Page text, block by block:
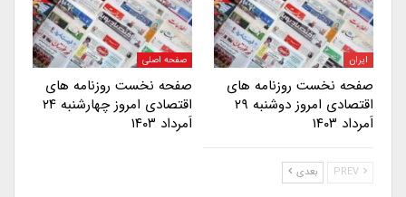
ایران
صفحه نخست روزنامه های
اقتصادی امروز دوشنبه ۲۹
اَمرداد ۱۴۰۳
صفحه اصلی
صفحه نخست روزنامه های
اقتصادی امروز چهارشنبه ۲۴
اَمرداد ۱۴۰۳
بعدی